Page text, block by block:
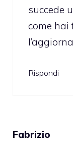
succede
come hai
Rispondi
Fabrizio